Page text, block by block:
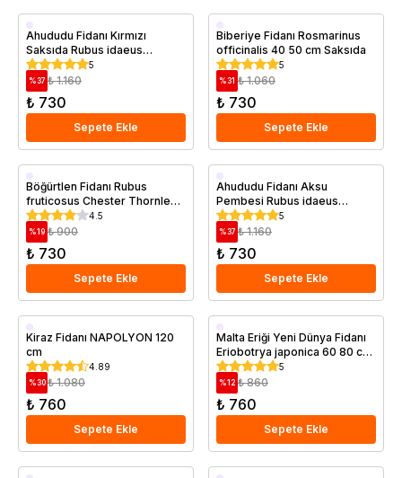
Geççi
Saksıda
Ahududu Fidanı Kırmızı
Saksıda Rubus idaeus
Heritage
5
%37 ₺ 1.160
₺ 730
Sepete Ekle
Saksıda
Biberiye Fidanı Rosmarinus
officinalis 40 50 cm Saksıda
5
%31 ₺ 1.060
₺ 730
Sepete Ekle
Saksıda
Böğürtlen Fidanı Rubus
fruticosus Chester Thornless
60 80 cm Saksıda
4.5
%19 ₺ 900
₺ 730
Sepete Ekle
Saksıda
Ahududu Fidanı Aksu
Pembesi Rubus idaeus
Saksıda
5
%37 ₺ 1.160
₺ 730
Sepete Ekle
Aşılı
Geççi
Saksıda
Kiraz Fidanı NAPOLYON 120
cm
4.89
%30 ₺ 1.080
₺ 760
Sepete Ekle
Aşılı
Saksıda
Malta Eriği Yeni Dünya Fidanı
Eriobotrya japonica 60 80 cm
Saksıda
5
%12 ₺ 860
₺ 760
Sepete Ekle